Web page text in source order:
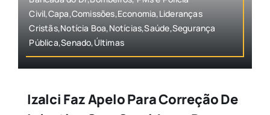
Civil,Capa,Comissões,Economia,Lideranças
Cristãs,Notícia Boa,Notícias,Saúde,Segurança
Pública,Senado,Últimas
Izalci Faz Apelo Para Correção De